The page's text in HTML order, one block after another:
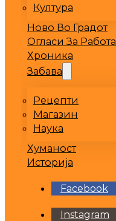
Култура
Ново Во Градот
Огласи За Работа
Хроника
Забава
Рецепти
Магазин
Наука
Хуманост
Историја
Facebook
Instagram